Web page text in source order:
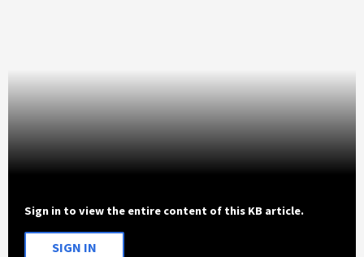
Sign in to view the entire content of this KB article.
SIGN IN